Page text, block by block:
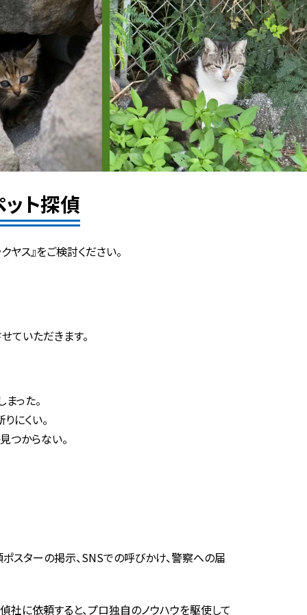
ト探偵
ヤス』をご検討ください。
ていただきます。
った。
にくい。
つからない。
スターの掲示、SNSでの呼びかけ、警察への届
社に依頼すると、プロ独自のノウハウを駆使して